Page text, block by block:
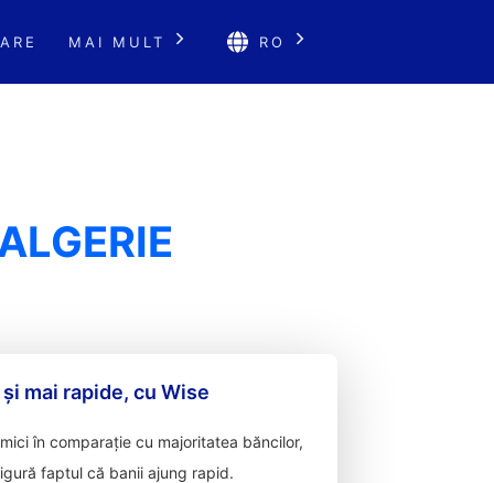
MAI MULT RO
mai rapide, cu Wise
în comparație cu majoritatea băncilor,
faptul că banii ajung rapid.